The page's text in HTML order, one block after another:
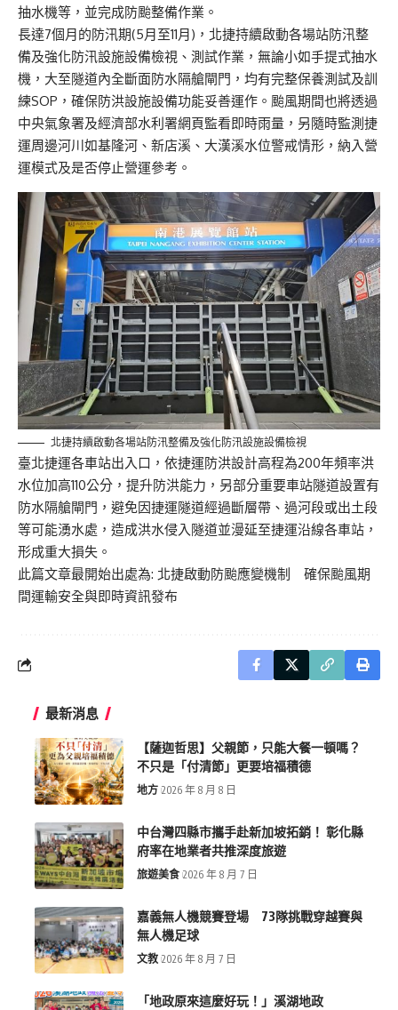
抽水機等，並完成防颱整備作業。
長達7個月的防汛期(5月至11月)，北捷持續啟動各場站防汛整
備及強化防汛設施設備檢視、測試作業，無論小如手提式抽水
機，大至隧道內全斷面防水隔艙閘門，均有完整保養測試及訓
練SOP，確保防洪設施設備功能妥善運作。颱風期間也將透過
中央氣象署及經濟部水利署網頁監看即時雨量，另隨時監測捷
運周邊河川如基隆河、新店溪、大漢溪水位警戒情形，納入營
運模式及是否停止營運參考。
北捷持續啟動各場站防汛整備及強化防汛設施設備檢視
臺北捷運各車站出入口，依捷運防洪設計高程為200年頻率洪
水位加高110公分，提升防洪能力，另部分重要車站隧道設置有
防水隔艙閘門，避免因捷運隧道經過斷層帶、過河段或出土段
等可能湧水處，造成洪水侵入隧道並漫延至捷運沿線各車站，
形成重大損失。
此篇文章最開始出處為: 北捷啟動防颱應變機制 確保颱風期
間運輸安全與即時資訊發布
最新消息
【薩迦哲思】父親節，只能大餐一頓嗎？
不只是「付清節」更要培福積德
地方 2026 年 8 月 8 日
中台灣四縣市攜手赴新加坡拓銷！ 彰化縣
府率在地業者共推深度旅遊
旅遊美食 2026 年 8 月 7 日
嘉義無人機競賽登場 73隊挑戰穿越賽與
無人機足球
文教 2026 年 8 月 7 日
「地政原來這麼好玩！」溪湖地政